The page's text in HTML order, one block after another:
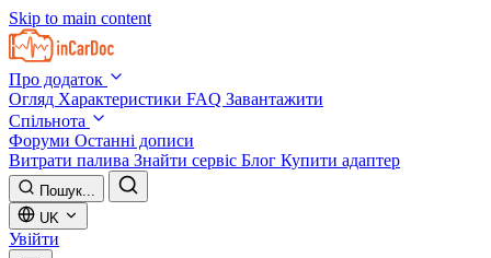
Skip to main content
Про додаток
Огляд Характеристики FAQ Завантажити
Спільнота
Форуми Останні дописи
Витрати палива Знайти сервіс Блог Купити адаптер
Пошук...
UK
Увійти